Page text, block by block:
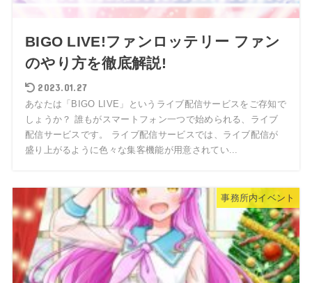
BIGO LIVE!ファンロッテリー ファン
のやり方を徹底解説!
2023.01.27
あなたは「BIGO LIVE」というライブ配信サービスをご存知で
しょうか？ 誰もがスマートフォン一つで始められる、ライブ
配信サービスです。 ライブ配信サービスでは、ライブ配信が
盛り上がるように色々な集客機能が用意されてい...
事務所内イベント